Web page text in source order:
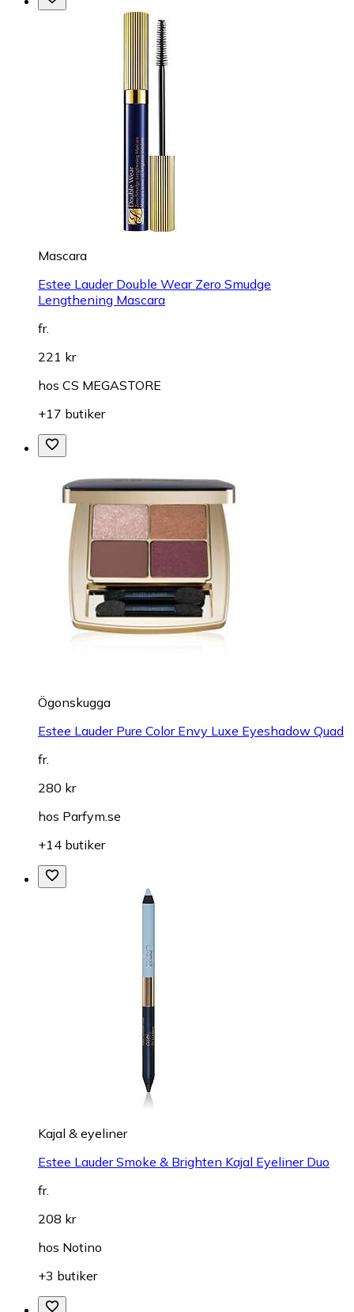
Mascara
Estee Lauder Double Wear Zero Smudge
Lengthening Mascara
fr.
221 kr
hos CS MEGASTORE
+17 butiker
Ögonskugga
Estee Lauder Pure Color Envy Luxe Eyeshadow Quad
fr.
280 kr
hos Parfym.se
+14 butiker
Kajal & eyeliner
Estee Lauder Smoke & Brighten Kajal Eyeliner Duo
fr.
208 kr
hos Notino
+3 butiker